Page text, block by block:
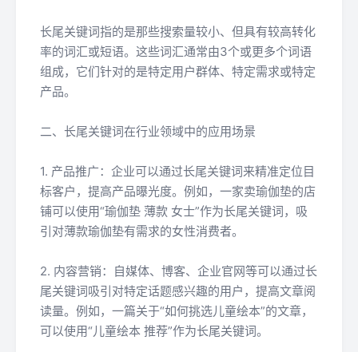
长尾关键词指的是那些搜索量较小、但具有较高转化
率的词汇或短语。这些词汇通常由3个或更多个词语
组成，它们针对的是特定用户群体、特定需求或特定
产品。
二、长尾关键词在行业领域中的应用场景
1. 产品推广：企业可以通过长尾关键词来精准定位目
标客户，提高产品曝光度。例如，一家卖瑜伽垫的店
铺可以使用“瑜伽垫 薄款 女士”作为长尾关键词，吸
引对薄款瑜伽垫有需求的女性消费者。
2. 内容营销：自媒体、博客、企业官网等可以通过长
尾关键词吸引对特定话题感兴趣的用户，提高文章阅
读量。例如，一篇关于“如何挑选儿童绘本”的文章，
可以使用“儿童绘本 推荐”作为长尾关键词。